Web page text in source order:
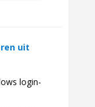
uit
login-